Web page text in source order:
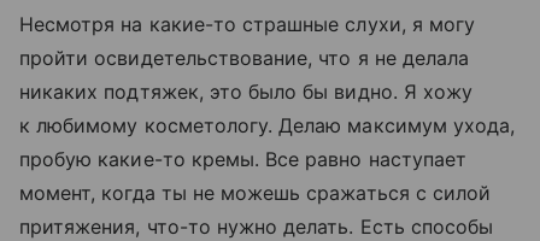
Несмотря на какие-то страшные слухи, я могу
пройти освидетельствование, что я не делала
никаких подтяжек, это было бы видно. Я хожу
к любимому косметологу. Делаю максимум ухода,
пробую какие-то кремы. Все равно наступает
момент, когда ты не можешь сражаться с силой
притяжения, что-то нужно делать. Есть способы